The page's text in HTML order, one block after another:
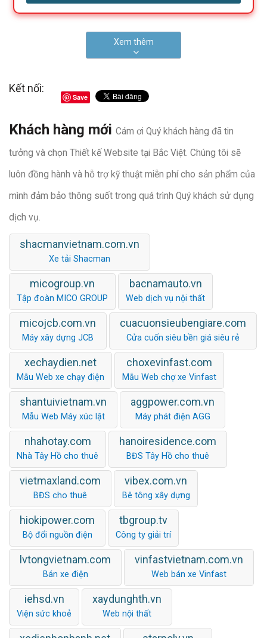
Xem thêm
Kết nối:
Save
Khách hàng mới Cám ơi Quý khách hàng đã tin
tưởng và chọn Thiết kế Website tại Bắc Việt. Chúng tôi sẽ
luôn đồng hành và hỗ trợ kỹ thuật miễn phí cho sản phẩm của
mình đảm bảo thông suốt trong quá trình Quý khách sử dụng
dịch vụ.
shacmanvietnam.com.vn
Xe tải Shacman
micogroup.vn
Tập đoàn MICO GROUP
bacnamauto.vn
Web dịch vụ nội thất
micojcb.com.vn
Máy xây dựng JCB
cuacuonsieubengiare.com
Cửa cuốn siêu bền giá siêu rẻ
xechaydien.net
Mẫu Web xe chạy điện
choxevinfast.com
Mẫu Web chợ xe Vinfast
shantuivietnam.vn
Mẫu Web Máy xúc lật
aggpower.com.vn
Máy phát điện AGG
nhahotay.com
Nhà Tây Hồ cho thuê
hanoiresidence.com
BĐS Tây Hồ cho thuê
vietmaxland.com
BĐS cho thuê
vibex.com.vn
Bê tông xây dựng
hiokipower.com
Bộ đổi nguồn điện
tbgroup.tv
Công ty giải trí
lvtongvietnam.com
Bán xe điện
vinfastvietnam.com.vn
Web bán xe Vinfast
iehsd.vn
Viện sức khoẻ
xaydunghth.vn
Web nội thất